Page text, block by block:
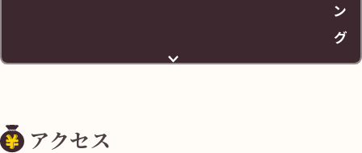
ン
グ
大分県大分市中央町２丁目９
アクセス